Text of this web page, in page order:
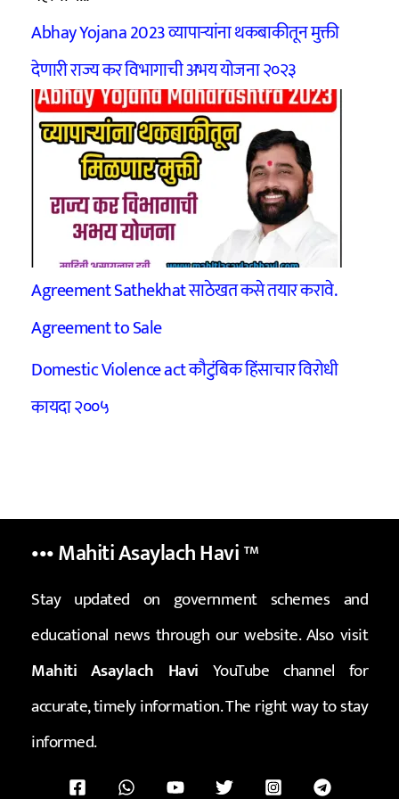
Abhay Yojana 2023 व्यापार्‍यांना थकबाकीतून मुक्ती
देणारी राज्य कर विभागाची अभय योजना २०२३
Agreement Sathekhat साठेखत कसे तयार करावे.
Agreement to Sale
Domestic Violence act कौटुंबिक हिंसाचार विरोधी
कायदा २००५
••• Mahiti Asaylach Havi™
Stay updated on government schemes and
educational news through our website. Also visit
Mahiti Asaylach Havi YouTube channel for
accurate, timely information. The right way to stay
informed.